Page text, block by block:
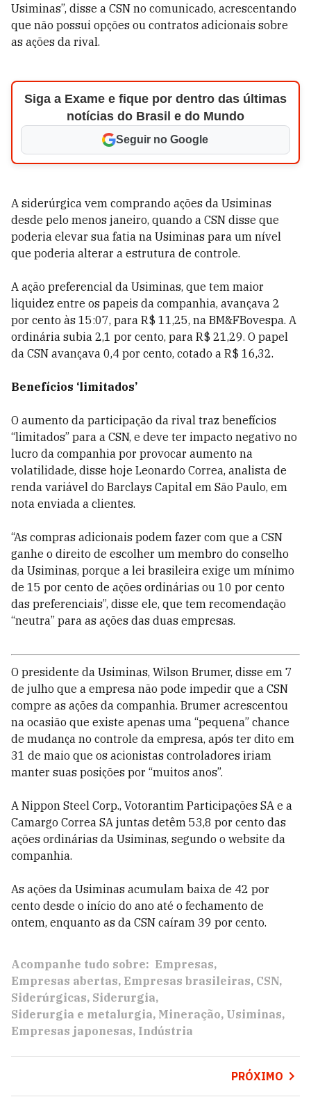
Usiminas”, disse a CSN no comunicado, acrescentando
que não possui opções ou contratos adicionais sobre
as ações da rival.
Siga a Exame e fique por dentro das últimas
notícias do Brasil e do Mundo
Seguir no Google
A siderúrgica vem comprando ações da Usiminas
desde pelo menos janeiro, quando a CSN disse que
poderia elevar sua fatia na Usiminas para um nível
que poderia alterar a estrutura de controle.
A ação preferencial da Usiminas, que tem maior
liquidez entre os papeis da companhia, avançava 2
por cento às 15:07, para R$ 11,25, na BM&FBovespa. A
ordinária subia 2,1 por cento, para R$ 21,29. O papel
da CSN avançava 0,4 por cento, cotado a R$ 16,32.
Benefícios ‘limitados’
O aumento da participação da rival traz benefícios
“limitados” para a CSN, e deve ter impacto negativo no
lucro da companhia por provocar aumento na
volatilidade, disse hoje Leonardo Correa, analista de
renda variável do Barclays Capital em São Paulo, em
nota enviada a clientes.
“As compras adicionais podem fazer com que a CSN
ganhe o direito de escolher um membro do conselho
da Usiminas, porque a lei brasileira exige um mínimo
de 15 por cento de ações ordinárias ou 10 por cento
das preferenciais”, disse ele, que tem recomendação
“neutra” para as ações das duas empresas.
O presidente da Usiminas, Wilson Brumer, disse em 7
de julho que a empresa não pode impedir que a CSN
compre as ações da companhia. Brumer acrescentou
na ocasião que existe apenas uma “pequena” chance
de mudança no controle da empresa, após ter dito em
31 de maio que os acionistas controladores iriam
manter suas posições por “muitos anos”.
A Nippon Steel Corp., Votorantim Participações SA e a
Camargo Correa SA juntas detêm 53,8 por cento das
ações ordinárias da Usiminas, segundo o website da
companhia.
As ações da Usiminas acumulam baixa de 42 por
cento desde o início do ano até o fechamento de
ontem, enquanto as da CSN caíram 39 por cento.
Acompanhe tudo sobre: Empresas
Empresas abertas Empresas brasileiras CSN
Siderúrgicas Siderurgia
Siderurgia e metalurgia Mineração Usiminas
Empresas japonesas Indústria
PRÓXIMO